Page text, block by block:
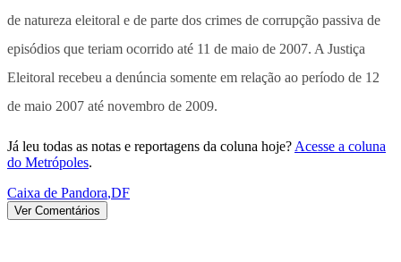
de natureza eleitoral e de parte dos crimes de corrupção passiva de
episódios que teriam ocorrido até 11 de maio de 2007. A Justiça
Eleitoral recebeu a denúncia somente em relação ao período de 12
de maio 2007 até novembro de 2009.
Já leu todas as notas e reportagens da coluna hoje? Acesse a coluna
do Metrópoles.
Caixa de Pandora,DF
Ver Comentários